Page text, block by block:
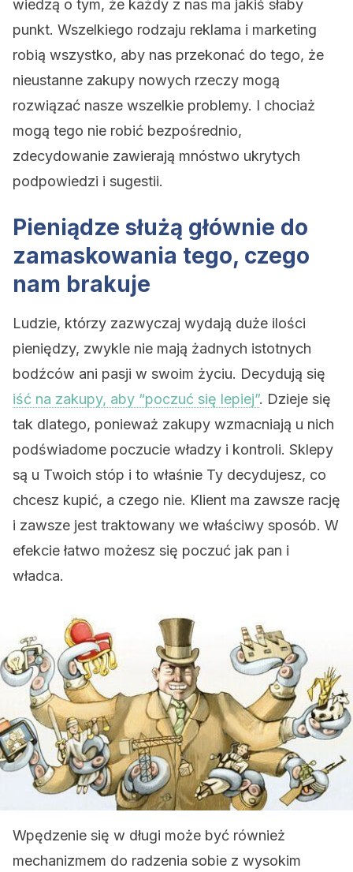
wiedzą o tym, że każdy z nas ma jakiś słaby
punkt. Wszelkiego rodzaju reklama i marketing
robią wszystko, aby nas przekonać do tego, że
nieustanne zakupy nowych rzeczy mogą
rozwiązać nasze wszelkie problemy. I chociaż
mogą tego nie robić bezpośrednio,
zdecydowanie zawierają mnóstwo ukrytych
podpowiedzi i sugestii.
Pieniądze służą głównie do
zamaskowania tego, czego
nam brakuje
Ludzie, którzy zazwyczaj wydają duże ilości
pieniędzy, zwykle nie mają żadnych istotnych
bodźców ani pasji w swoim życiu. Decydują się
iść na zakupy, aby “poczuć się lepiej”. Dzieje się
tak dlatego, ponieważ zakupy wzmacniają u nich
podświadome poczucie władzy i kontroli. Sklepy
są u Twoich stóp i to właśnie Ty decydujesz, co
chcesz kupić, a czego nie. Klient ma zawsze rację
i zawsze jest traktowany we właściwy sposób. W
efekcie łatwo możesz się poczuć jak pan i
władca.
Wpędzenie się w długi może być również
mechanizmem do radzenia sobie z wysokim